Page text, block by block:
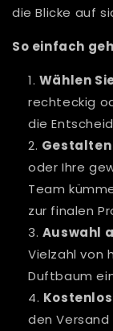
die Blicke auf
So einfach
Wählen
rechteckig
die
Gestalten
oder Ihre
Team
zur finalen
Auswahl
Vielzahl von
Duftbaum
den